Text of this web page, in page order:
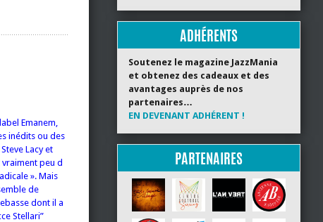
Emanem,
inédits ou des
Lacy et
vraiment peu d
». Mais
de
dont il a
Stellari”
ADHÉRENTS
Soutenez le magazine JazzMania
et obtenez des cadeaux et des
avantages auprès de nos
partenaires…
EN DEVENANT ADHÉRENT !
PARTENAIRES